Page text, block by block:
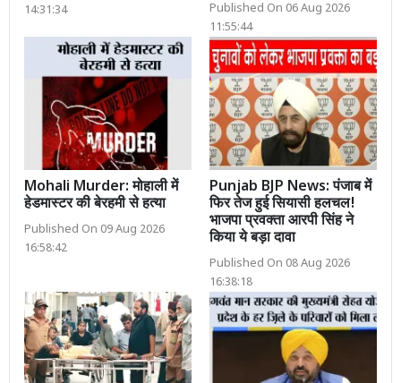
14:31:34
Published On 06 Aug 2026
11:55:44
Mohali Murder: मोहाली में
हेडमास्टर की बेरहमी से हत्या
Published On 09 Aug 2026
16:58:42
Punjab BJP News: पंजाब में
फिर तेज हुई सियासी हलचल!
भाजपा प्रवक्ता आरपी सिंह ने
किया ये बड़ा दावा
Published On 08 Aug 2026
16:38:18